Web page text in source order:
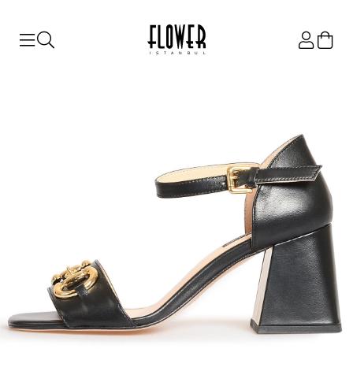
ISTANBUL